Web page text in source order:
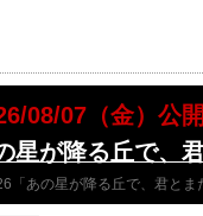
08/07（金）公
星が降る丘で、
「あの星が降る丘で、君とま